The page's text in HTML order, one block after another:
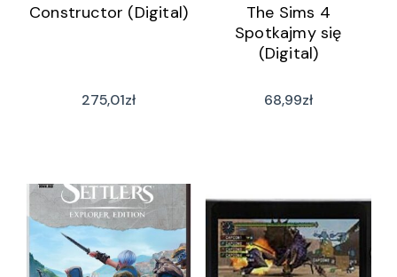
Constructor (Digital)
275,01zł
The Sims 4
Spotkajmy się
(Digital)
68,99zł